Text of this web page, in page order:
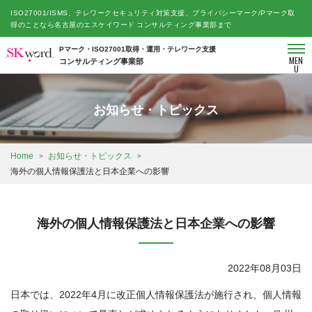
ISO27001/ISMS、テレワークセキュリティ対策支援、プライバシーマーク/Pマーク取
得のことなら名古屋のエスケイワード コンサルティング事業部まで
MEN
U
Pマーク・ISO27001取得・運用・テレワーク支援
コンサルティング事業部
お知らせ・トピックス
Home
お知らせ・トピックス
海外の個人情報保護法と日本企業への影響
海外の個人情報保護法と日本企業への影響
2022年08月03日
日本では、2022年4月に改正個人情報保護法が施行され、個人情報